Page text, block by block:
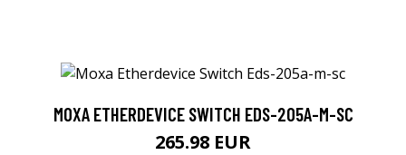
MOXA ETHERDEVICE SWITCH EDS-205A-M-SC
265.98 EUR